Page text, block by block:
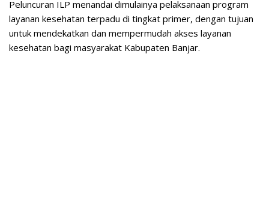
Peluncuran ILP menandai dimulainya pelaksanaan program
layanan kesehatan terpadu di tingkat primer, dengan tujuan
untuk mendekatkan dan mempermudah akses layanan
kesehatan bagi masyarakat Kabupaten Banjar.